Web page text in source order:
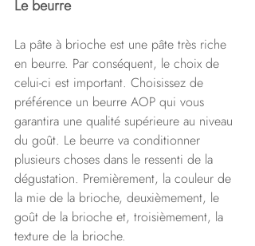
Le beurre
La pâte à brioche est une pâte très riche
en beurre. Par conséquent, le choix de
celui-ci est important. Choisissez de
préférence un beurre AOP qui vous
garantira une qualité supérieure au niveau
du goût. Le beurre va conditionner
plusieurs choses dans le ressenti de la
dégustation. Premièrement, la couleur de
la mie de la brioche, deuxièmement, le
goût de la brioche et, troisièmement, la
texture de la brioche.